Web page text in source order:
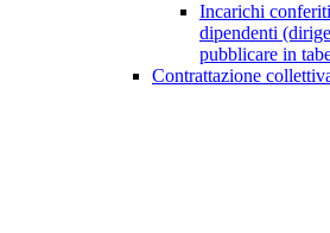
Incarichi
dipendenti
pubblicare in
Contrattazione